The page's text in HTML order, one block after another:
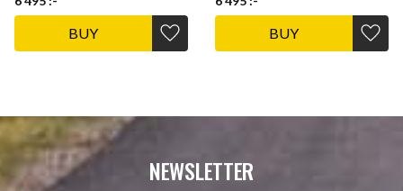
sportig och lätthanterlig cykel.
Add to favorites
BUY
sportig och lätthanterlig cykel.
Add
BUY
NEWSLETTER